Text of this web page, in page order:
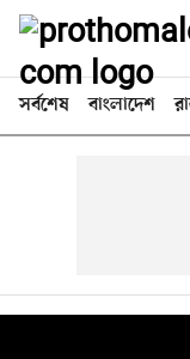
সর্বশেষ বাংলাদেশ